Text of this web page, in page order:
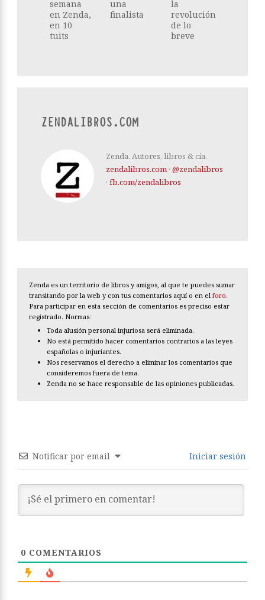
semana
en Zenda,
en 10
tuits
una
finalista
la
revolución
de lo
breve
ZENDALIBROS.COM
Zenda. Autores, libros & cía.
zendalibros.com · @zendalibros
· fb.com/zendalibros
Zenda es un territorio de libros y amigos, al que te puedes sumar
transitando por la web y con tus comentarios aquí o en el foro.
Para participar en esta sección de comentarios es preciso estar
registrado. Normas:
Toda alusión personal injuriosa será eliminada.
No está permitido hacer comentarios contrarios a las leyes
españolas o injuriantes.
Nos reservamos el derecho a eliminar los comentarios que
consideremos fuera de tema.
Zenda no se hace responsable de las opiniones publicadas.
Notificar por email Iniciar sesión
0 COMENTARIOS